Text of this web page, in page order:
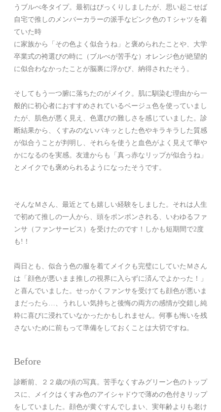
うブルべ冬タイプ。最初はびっくりしましたが、思い起こせば
自宅で推しのメンバーカラーの派手なピンク色のＴシャツを着
ていた時
に家族から「その色よく似合うね」と褒められたことや、大学
卒業式の袴選びの時に（ブルべが苦手な）オレンジ色が絶望的
に似合わなかったことが脳裏に浮かび、納得されたそう。
そしてもう一つ腑に落ちたのがメイク。肌に馴染む理由から一
般的に初心者におすすめされているベージュ色を使っていまし
たが、肌色が悪く見え、色選びの難しさを感じていました。診
断結果から、くすみのないパキッとした色やキラキラした質感
が似合うことが判明し、それらを使うと血色がよく見えて華や
かになるのを実感。友達からも「真っ赤なリップが似合うね」
とメイクでも褒められるようになったそうです。
そんなＭさん、最近とても嬉しい経験をしました。それは人生
で初めて推しの一人から、頭をポンポンされる、いわゆるファ
ンサ（ファンサービス）を受けたのです！しかも短期間で2度
も!！
両日とも、似合う色の服を着てメイクも完璧にしていたＭさん
は「顔色が悪いまま推しの視界に入らずに済んでよかった！」
と喜んでいました。せっかくファンサを受けても顔色が悪いま
まだったら…、うれしい気持ちと後悔の両方の感情が交錯し純
粋に喜びに浸れていなかったかもしれません。何事も悔いを残
さないために前もって準備をしておくことは大切ですね。
Before
診断前、２２歳の頃の写真。苦手なくすみグリーン色のトップ
スに、メイクはくすみ色のアイシャドウで薄めの色付きリップ
をしていました。顔色が黄ぐすんでしまい、実年齢よりも老け